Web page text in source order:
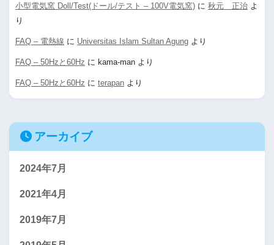
小型電気窯 Doll/Test(ドール/テスト – 100V電気窯) に 秋元 正治 よ
り
FAQ – 電熱線 に Universitas Islam Sultan Agung より
FAQ – 50Hzと60Hz に kama-man より
FAQ – 50Hzと60Hz に terapan より
アーカイブ
2024年7月
2021年4月
2019年7月